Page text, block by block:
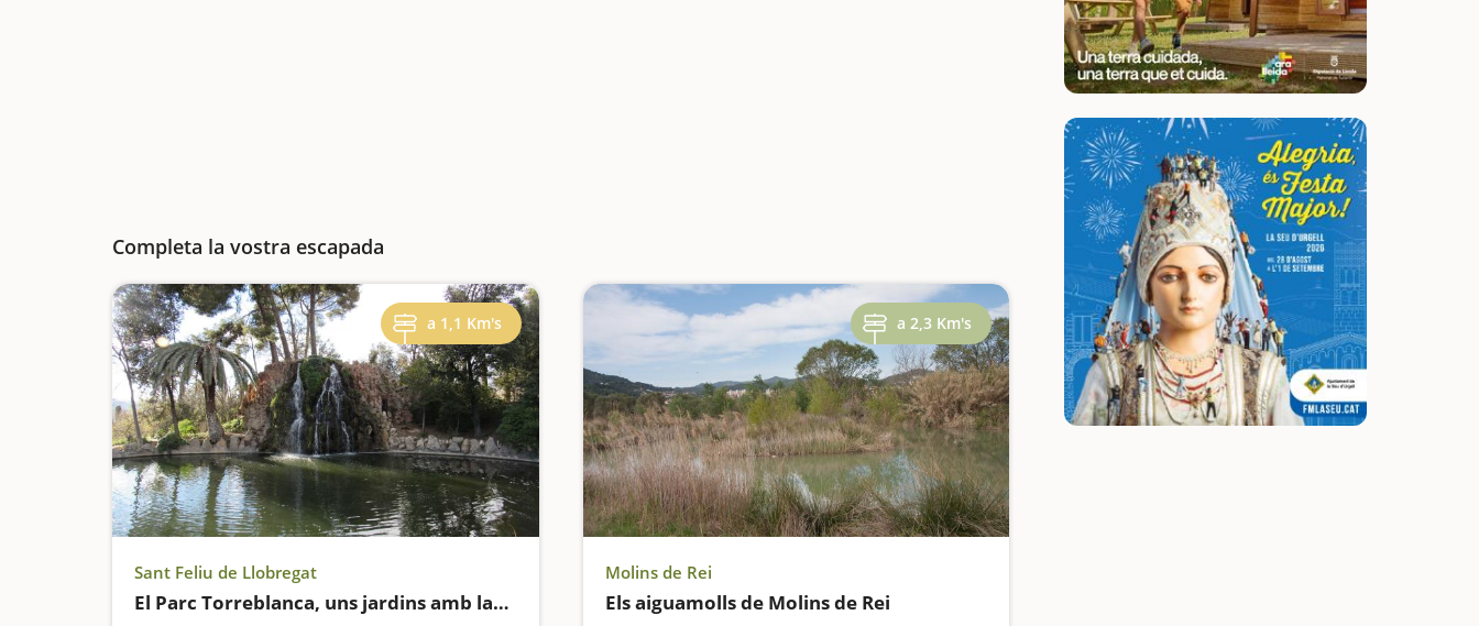
Completa la vostra escapada
a 1,1 Km's
Sant Feliu de Llobregat
El Parc Torreblanca, uns jardins amb laberint
a 2,3 Km's
Molins de Rei
Els aiguamolls de Molins de Rei